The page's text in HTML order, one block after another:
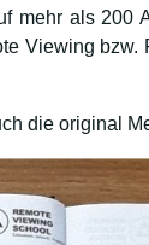
mehr als 200
Viewing bzw.
die original